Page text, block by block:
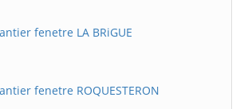
fenetre LA BRiGUE
fenetre ROQUESTERON